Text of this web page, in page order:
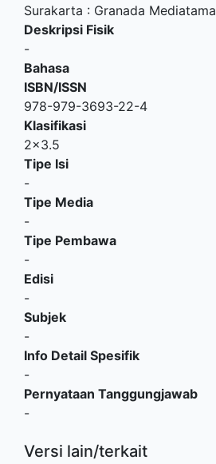
Surakarta : Granada Mediatama
Deskripsi Fisik
-
Bahasa
ISBN/ISSN
978-979-3693-22-4
Klasifikasi
2x3.5
Tipe Isi
-
Tipe Media
-
Tipe Pembawa
-
Edisi
-
Subjek
-
Info Detail Spesifik
-
Pernyataan Tanggungjawab
-
Versi lain/terkait